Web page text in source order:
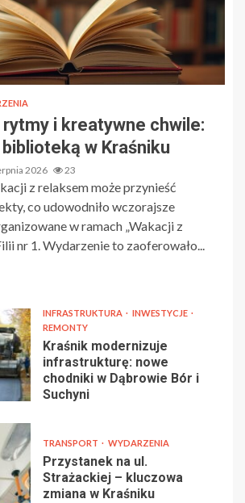
i kreatywne chwile:
w Kraśniku
2026 23
z relaksem może przynieść
co udowodniło wczorajsze
w ramach „Wakacji z
nr 1. Wydarzenie to zaoferowało...
INFRASTRUKTURA
INWESTYCJE
REMONTY
Kraśnik modernizuje
infrastrukturę: nowe
chodniki w Dąbrowie Bór i
Suchyni
TRANSPORT WYDARZENIA
Przystanek na ul.
Strażackiej – kluczowa
zmiana w Kraśniku